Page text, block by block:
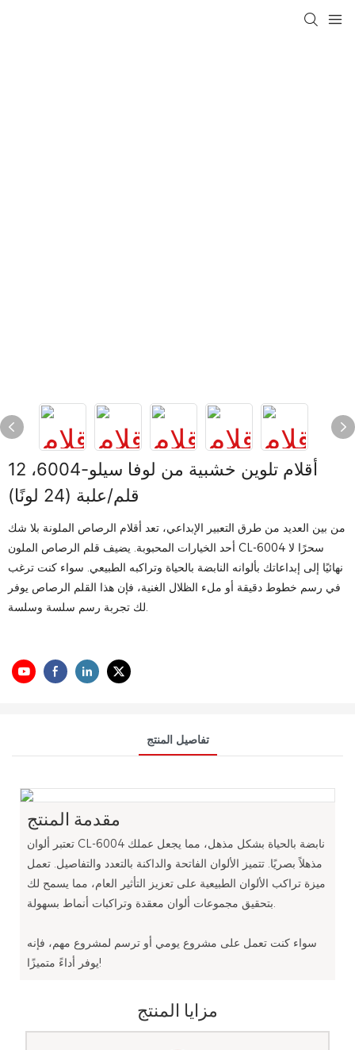
أقلام تلوين خشبية من لوفا سيلو-6004، 12
قلم/علبة (24 لونًا)
من بين العديد من طرق التعبير الإبداعي، تعد أقلام الرصاص الملونة بلا شك
أحد الخيارات المحبوبة. يضيف قلم الرصاص الملون CL-6004 سحرًا لا
نهائيًا إلى إبداعاتك بألوانه النابضة بالحياة وتراكبه الطبيعي. سواء كنت ترغب
في رسم خطوط دقيقة أو ملء الظلال الغنية، فإن هذا القلم الرصاص يوفر
لك تجربة رسم سلسة وسلسة.
تفاصيل المنتج
مقدمة المنتج
تعتبر ألوان CL-6004 نابضة بالحياة بشكل مذهل، مما يجعل عملك
مذهلاً بصريًا. تتميز الألوان الفاتحة والداكنة بالتعدد والتفاصيل. تعمل
ميزة تراكب الألوان الطبيعية على تعزيز التأثير العام، مما يسمح لك
بتحقيق مجموعات ألوان معقدة وتراكبات أنماط بسهولة.
سواء كنت تعمل على مشروع يومي أو ترسم لمشروع مهم، فإنه
يوفر أداءً متميزًا!
مزايا المنتج